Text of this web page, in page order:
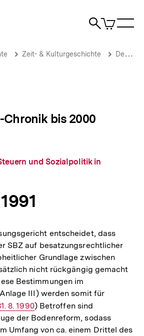
Suche
Artikel
im
Zeit- & Kulturgeschichte Deutschland-Chronik bis 2000
bis 2000
und Sozialpolitik in
entscheidet, dass
SBZ auf besatzungsrechtlicher
Grundlage zwischen
nicht rückgängig gemacht
Bestimmungen im
III) werden somit für
8. 1990) Betroffen sind
der Bodenreform, sodass
Umfang von ca. einem Drittel des